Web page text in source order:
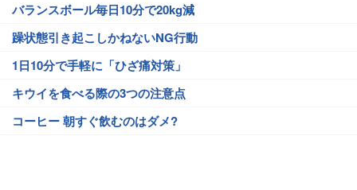
バランスボール毎日10分で20kg減
躁状態引き起こしかねないNG行動
1日10分で手軽に「ひざ痛対策」
キウイを食べる際の3つの注意点
コーヒー 朝すぐ飲むのはダメ?